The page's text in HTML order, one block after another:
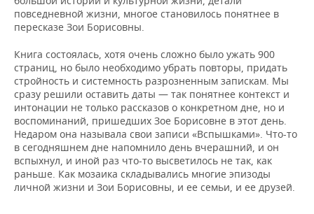
повседневной жизни, многое становилось понятнее в
пересказе Зои Борисовны.
Книга состоялась, хотя очень сложно было ужать 900
страниц, но было необходимо убрать повторы, придать
стройность и системность разрозненным запискам. Мы
сразу решили оставить даты — так понятнее контекст и
интонации не только рассказов о конкретном дне, но и
воспоминаний, пришедших Зое Борисовне в этот день.
Недаром она называла свои записи «Вспышками». Что-то
в сегодняшнем дне напомнило день вчерашний, и он
вспыхнул, и иной раз что-то высветилось не так, как
раньше. Как мозаика складывались многие эпизоды
личной жизни и Зои Борисовны, и ее семьи, и ее друзей.